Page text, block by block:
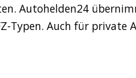
Autohelden24
Typen. Auch für